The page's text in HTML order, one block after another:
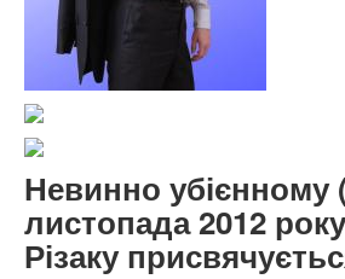
Невинно убієнному
листопада 2012
Різаку